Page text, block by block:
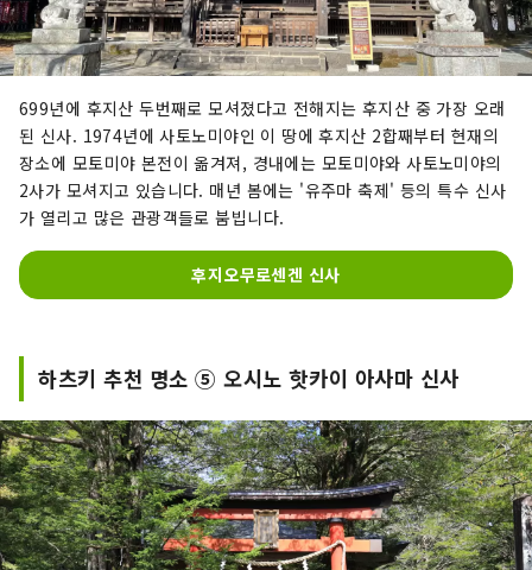
699년에 후지산 두번째로 모셔졌다고 전해지는 후지산 중 가장 오래
된 신사. 1974년에 사토노미야인 이 땅에 후지산 2합째부터 현재의
장소에 모토미야 본전이 옮겨져, 경내에는 모토미야와 사토노미야의
2사가 모셔지고 있습니다. 매년 봄에는 '유주마 축제' 등의 특수 신사
가 열리고 많은 관광객들로 붐빕니다.
후지오무로센겐 신사
하츠키 추천 명소 ⑤ 오시노 핫카이 아사마 신사